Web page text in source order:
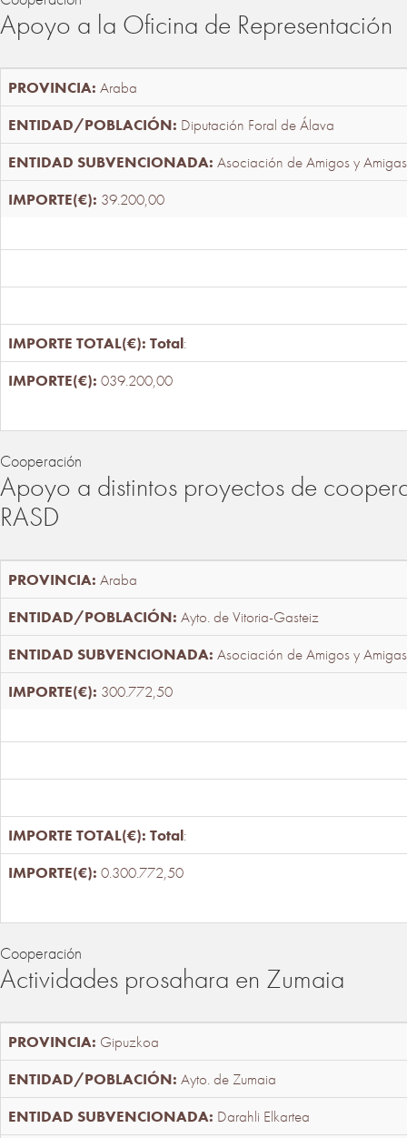
Apoyo a la Oficina de Representación
Araba
Diputación Foral de Álava
Asociación de Amigos y
39.200,00
Total:
039.200,00
Cooperación
Apoyo a distintos proyectos de
RASD
Araba
Ayto. de Vitoria-Gasteiz
Asociación de Amigos y
300.772,50
Total:
0.300.772,50
Cooperación
Actividades prosahara en Zumaia
Gipuzkoa
Ayto. de Zumaia
Darahli Elkartea